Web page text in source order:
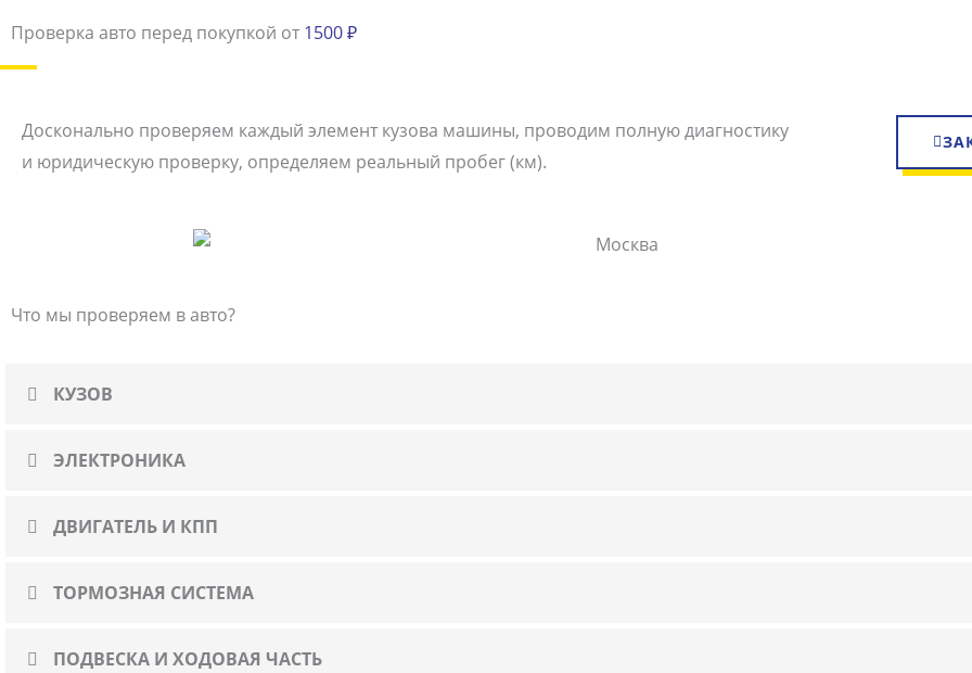
Проверка авто перед покупкой от 1500 ₽
Досконально проверяем каждый элемент кузова машины, проводим полную диагностику
и юридическую проверку, определяем реальный пробег (км).
Что мы проверяем в авто?
КУЗОВ
ЭЛЕКТРОНИКА
ДВИГАТЕЛЬ И КПП
ТОРМОЗНАЯ СИСТЕМА
ПОДВЕСКА И ХОДОВАЯ ЧАСТЬ